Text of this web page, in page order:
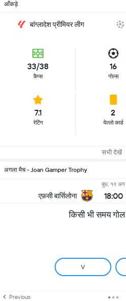
आँकड़े
बांग्लादेश प्रीमियर लीग
33/38
कैप्स
16
गोल्स
7.1
रेटिंग
2
येल्लो कार्ड
सभी देखें
अगला मैच - Joan Gamper Trophy
एफ़सी बार्सिलोना
बुध, १९ अग
18:00
किसी भी समय
V
Previous